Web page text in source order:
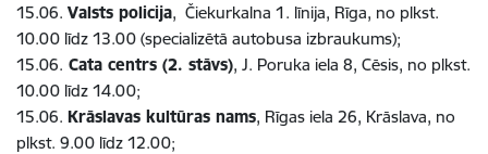
15.06. Valsts policija, Čiekurkalna 1. līnija, Rīga, no plkst.
10.00 līdz 13.00 (specializētā autobusa izbraukums);
15.06. Cata centrs (2. stāvs), J. Poruka iela 8, Cēsis, no plkst.
10.00 līdz 14.00;
15.06. Krāslavas kultūras nams, Rīgas iela 26, Krāslava, no
plkst. 9.00 līdz 12.00;